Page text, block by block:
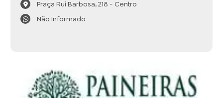
Praça Rui Barbosa, 218 - Centro
Não Informado